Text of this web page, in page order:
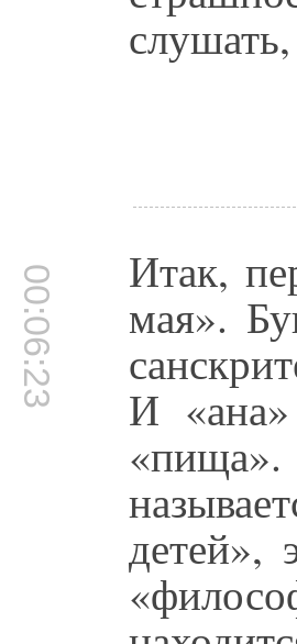
00:06:23 Итак,
мая».
И
детей»,